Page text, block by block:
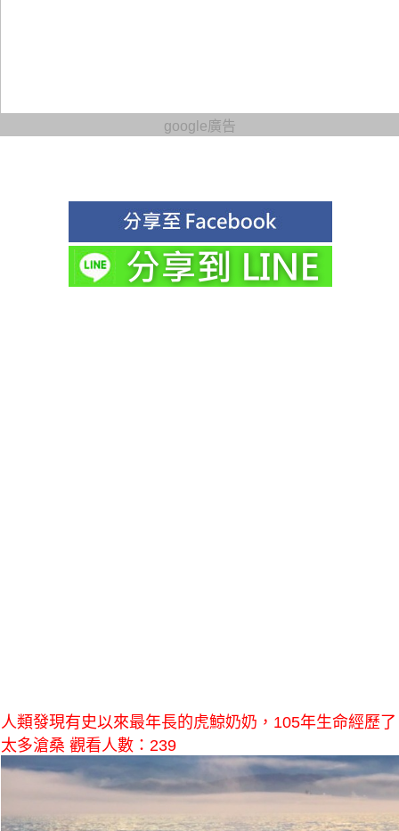
google廣告
人類發現有史以來最年長的虎鯨奶奶，105年生命經歷了
太多滄桑 觀看人數：239